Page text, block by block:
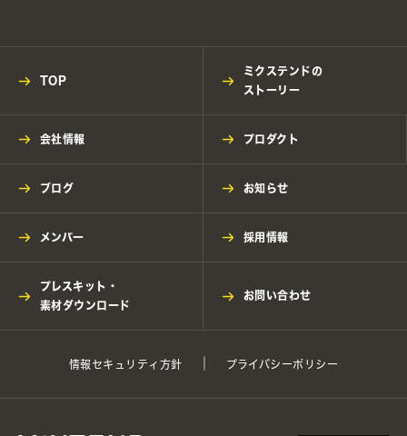
TOP
ミクステンドの
ストーリー
会社情報 プロダクト
ブログ お知らせ
メンバー 採用情報
プレスキット・
素材ダウンロード
お問い合わせ
情報セキュリティ方針 プライバシーポリシー